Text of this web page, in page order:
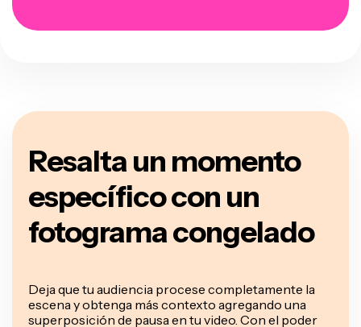
Resalta un momento
específico con un
fotograma congelado
Deja que tu audiencia procese completamente la
escena y obtenga más contexto agregando una
superposición de pausa en tu video. Con el poder